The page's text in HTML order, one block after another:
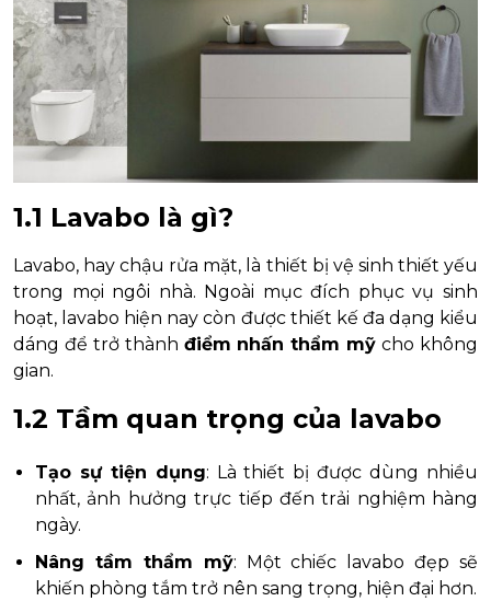
1.1 Lavabo là gì?
Lavabo, hay chậu rửa mặt, là thiết bị vệ sinh thiết yếu
trong mọi ngôi nhà. Ngoài mục đích phục vụ sinh
hoạt, lavabo hiện nay còn được thiết kế đa dạng kiểu
dáng để trở thành điểm nhấn thẩm mỹ cho không
gian.
1.2 Tầm quan trọng của lavabo
Tạo sự tiện dụng: Là thiết bị được dùng nhiều
nhất, ảnh hưởng trực tiếp đến trải nghiệm hàng
ngày.
Nâng tầm thẩm mỹ: Một chiếc lavabo đẹp sẽ
khiến phòng tắm trở nên sang trọng, hiện đại hơn.